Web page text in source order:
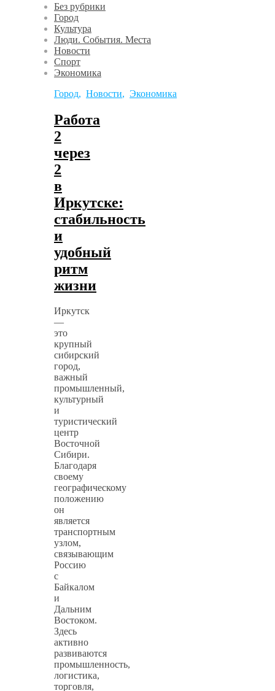
Без рубрики
Город
Культура
Люди. События. Места
Новости
Спорт
Экономика
Город, Новости, Экономика
Работа
2
через
2
в
Иркутске:
стабильность
и
удобный
ритм
жизни
Иркутск
—
это
крупный
сибирский
город,
важный
промышленный,
культурный
и
туристический
центр
Восточной
Сибири.
Благодаря
своему
географическому
положению
он
является
транспортным
узлом,
связывающим
Россию
с
Байкалом
и
Дальним
Востоком.
Здесь
активно
развиваются
промышленность,
логистика,
торговля,